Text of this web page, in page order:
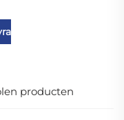
producten